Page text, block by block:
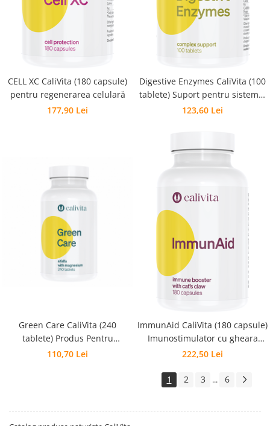
CELL XC CaliVita (180 capsule)
pentru regenerarea celulară
177,90 Lei
Digestive Enzymes CaliVita (100
tablete) Suport pentru sistemul
digestiv
123,60 Lei
Green Care CaliVita (240
tablete) Produs Pentru
Alcalizare
110,70 Lei
ImmunAid CaliVita (180 capsule)
Imunostimulator cu gheara
mâţei
222,50 Lei
1 2 3 ... 6